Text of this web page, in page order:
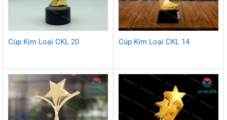
Cúp Kim Loại CKL 20 Cúp Kim Loại CKL 14